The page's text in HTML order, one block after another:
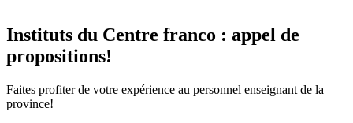
Instituts du Centre franco : appel de
propositions!
Faites profiter de votre expérience au personnel enseignant de la
province!